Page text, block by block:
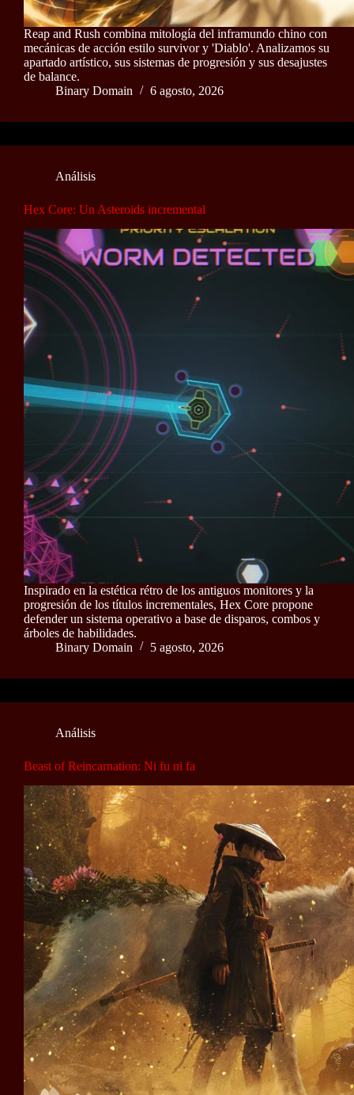
Reap and Rush combina mitología del inframundo chino con
mecánicas de acción estilo survivor y 'Diablo'. Analizamos su
apartado artístico, sus sistemas de progresión y sus desajustes
de balance.
Binary Domain
6 agosto, 2026
Análisis
Hex Core: Un Asteroids incremental
Inspirado en la estética rétro de los antiguos monitores y la
progresión de los títulos incrementales, Hex Core propone
defender un sistema operativo a base de disparos, combos y
árboles de habilidades.
Binary Domain
5 agosto, 2026
Análisis
Beast of Reincarnation: Ni fu ni fa